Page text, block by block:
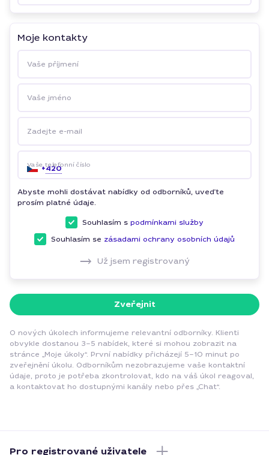
Moje kontakty
Vaše příjmení
Vaše jméno
Zadejte e-mail
Vaše telefonní číslo
+420
Abyste mohli dostávat nabídky od odborníků, uveďte
prosím platné údaje.
Souhlasím s podmínkami služby
Souhlasím se zásadami ochrany osobních údajů
Už jsem registrovaný
Zveřejnit
O nových úkolech informujeme relevantní odborníky. Klienti
obvykle dostanou 3–5 nabídek, které si mohou zobrazit na
stránce „Moje úkoly“. První nabídky přicházejí 5–10 minut po
zveřejnění úkolu. Odborníkům nezobrazujeme vaše kontaktní
údaje, proto je potřeba zkontrolovat, kdo na váš úkol reagoval,
a kontaktovat ho dostupnými kanály nebo přes „Chat“.
Pro registrované uživatele